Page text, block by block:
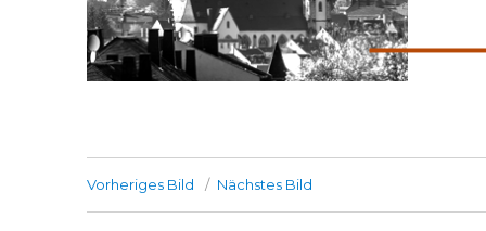
Vorheriges Bild Nächstes Bild